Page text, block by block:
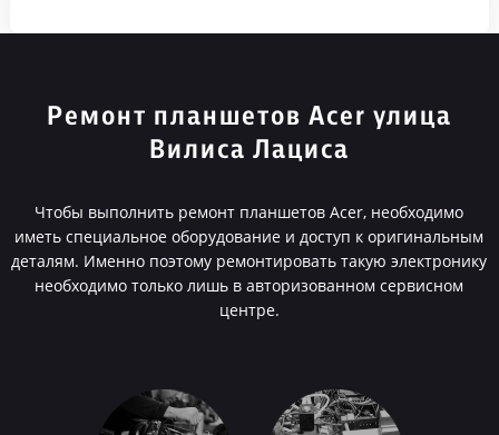
Ремонт планшетов Acer улица
Вилиса Лациса
Чтобы выполнить ремонт планшетов Acer, необходимо
иметь специальное оборудование и доступ к оригинальным
деталям. Именно поэтому ремонтировать такую электронику
необходимо только лишь в авторизованном сервисном
центре.